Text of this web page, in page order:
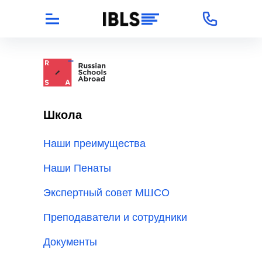
Школа
Наши преимущества
Наши Пенаты
Экспертный совет МШСО
Преподаватели и сотрудники
Документы